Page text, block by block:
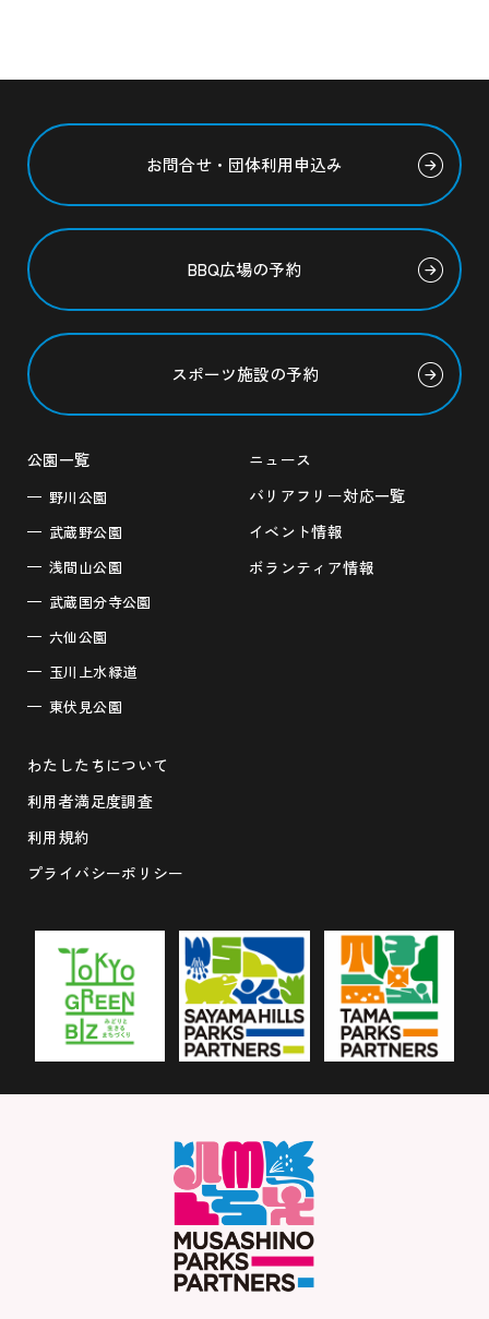
お問合せ・団体利用申込み
BBQ広場の予約
スポーツ施設の予約
公園一覧
野川公園
武蔵野公園
浅間山公園
武蔵国分寺公園
六仙公園
玉川上水緑道
東伏見公園
ニュース
バリアフリー対応一覧
イベント情報
ボランティア情報
わたしたちについて
利用者満足度調査
利用規約
プライバシーポリシー